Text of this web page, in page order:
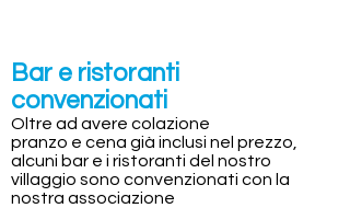
Bar e ristoranti
convenzionati
Oltre ad avere colazione
pranzo e cena già inclusi nel prezzo,
alcuni bar e i ristoranti del nostro
villaggio sono convenzionati con la
nostra associazione